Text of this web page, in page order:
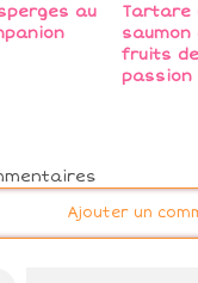
au
Tartare
saumon
fruits
passion
Ajouter un